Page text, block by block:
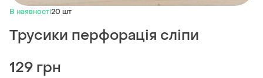
В наявності20 шт
Трусики перфорація сліпи
129 грн